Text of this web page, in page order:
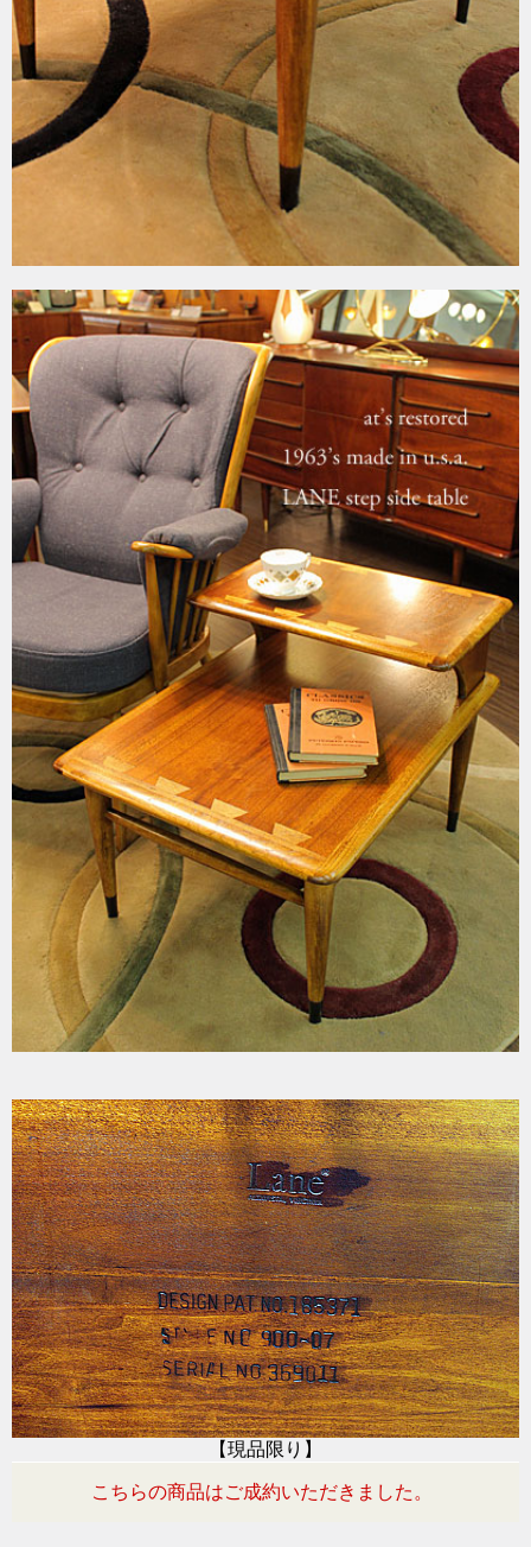
【現品限り】
こちらの商品はご成約いただきました。